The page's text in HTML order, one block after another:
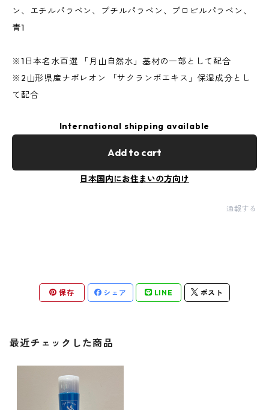
ン、エチルパラベン、プチルパラベン、プロピルパラベン、
青1
※1日本名水百選 「月山自然水」基材の一部として配合
※2山形県産ナポレオン 「サクランボエキス」保湿成分とし
て配合
International shipping available
Add to cart
日本国内にお住まいの方向け
通報する
保存 シェア LINE ポスト
最近チェックした商品